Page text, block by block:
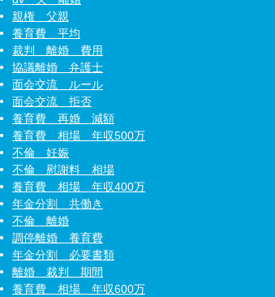
親権 父親
養育費 平均
裁判 離婚 費用
協議離婚 弁護士
面会交流 ルール
面会交流 拒否
養育費 再婚 減額
養育費 相場 年収500万
不倫 妊娠
不倫 慰謝料 相場
養育費 相場 年収400万
年金分割 共働き
不倫 離婚
調停離婚 養育費
年金分割 必要書類
離婚 裁判 期間
養育費 相場 年収600万